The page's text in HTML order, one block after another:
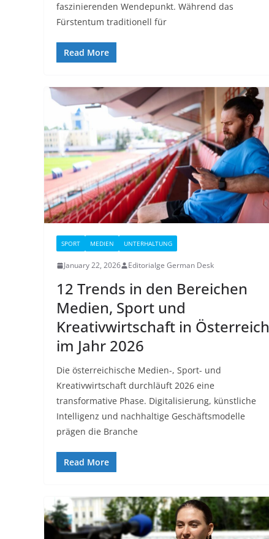
faszinierenden Wendepunkt. Während das
Fürstentum traditionell für
Read More
SPORT MEDIEN UNTERHALTUNG
January 22, 2026 Editorialge German Desk
12 Trends in den Bereichen
Medien, Sport und
Kreativwirtschaft in Österreich
im Jahr 2026
Die österreichische Medien-, Sport- und
Kreativwirtschaft durchläuft 2026 eine
transformative Phase. Digitalisierung, künstliche
Intelligenz und nachhaltige Geschäftsmodelle
prägen die Branche
Read More